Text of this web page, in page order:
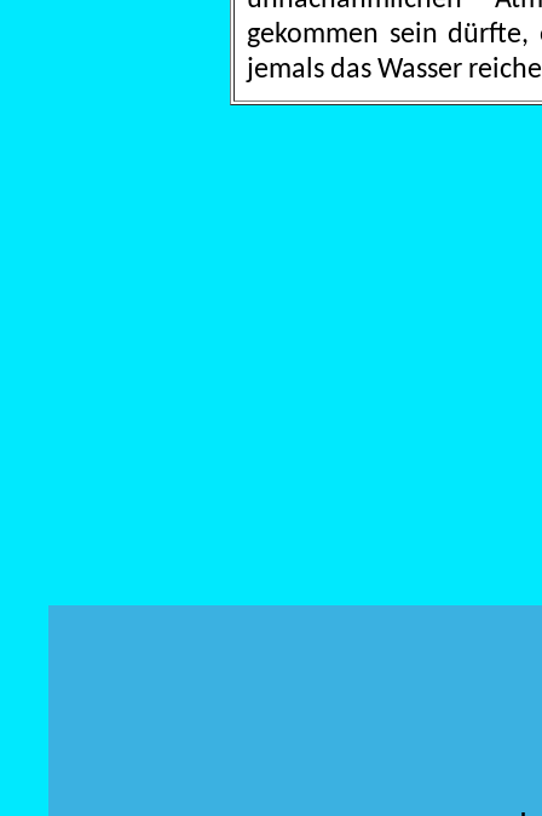
gekommen sein
jemals das Wasser